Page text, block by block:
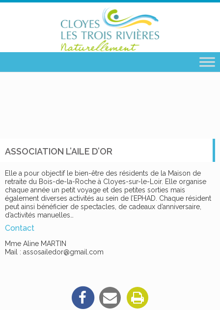
ASSOCIATION L’AILE D’OR
Elle a pour objectif le bien-être des résidents de la Maison de
retraite du Bois-de-la-Roche à Cloyes-sur-le-Loir. Elle organise
chaque année un petit voyage et des petites sorties mais
également diverses activités au sein de l’EPHAD. Chaque résident
peut ainsi bénéficier de spectacles, de cadeaux d’anniversaire,
d’activités manuelles…
Contact
Mme Aline MARTIN
Mail : assosailedor@gmail.com